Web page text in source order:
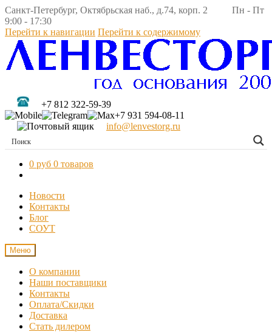
Санкт-Петербург, Октябрьская наб., д.74, корп. 2 Пн - Пт
9:00 - 17:30
Перейти к навигации Перейти к содержимому
+7 812 322-59-39
+7 931 594-08-11
info@lenvestorg.ru
0 руб 0 товаров
Новости
Контакты
Блог
СОУТ
Меню
О компании
Наши поставщики
Контакты
Оплата/Скидки
Доставка
Стать дилером